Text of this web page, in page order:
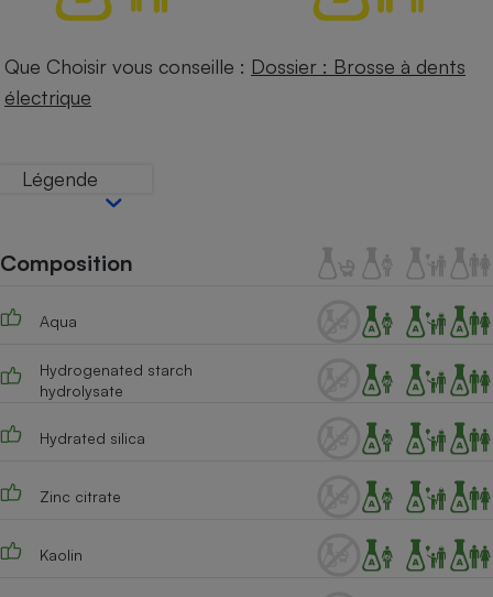
Que Choisir vous conseille : Dossier : Brosse à dents
électrique
Légende
Composition
Aqua
Hydrogenated starch
hydrolysate
Hydrated silica
Zinc citrate
Kaolin
alimentaire
Banque
Lave-linge
Plaque de cuisson à
induction
Téléviseur
Téléphone mobile -
Radiateur électrique
Antimoustique